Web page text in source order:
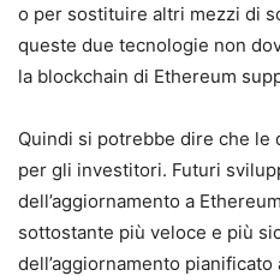
o per sostituire altri mezzi di
queste due tecnologie non
la blockchain di Ethereum
Quindi si potrebbe dire che le
per gli investitori. Futuri
dell’aggiornamento a
sottostante più veloce e più
dell’aggiornamento